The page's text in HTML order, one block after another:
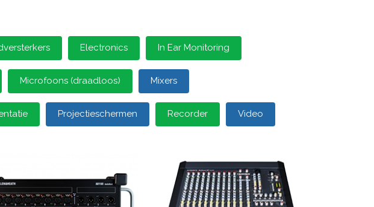
Electronics In Ear Monitoring
Microfoons (draadloos) Mixers
Projectieschermen Recorder Video